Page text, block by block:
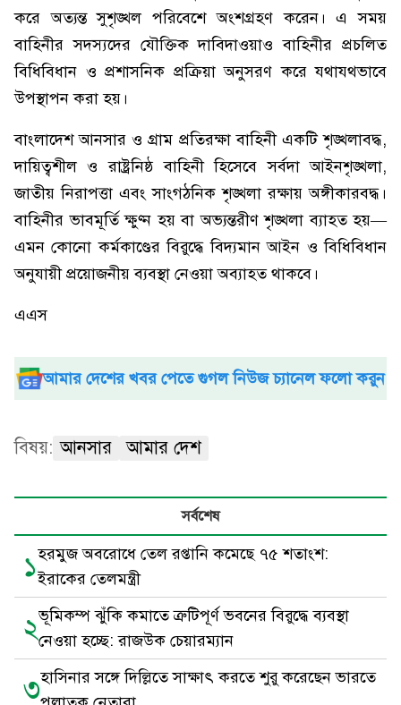
করে অত্যন্ত সুশৃঙ্খল পরিবেশে অংশগ্রহণ করেন। এ সময়
বাহিনীর সদস্যদের যৌক্তিক দাবিদাওয়াও বাহিনীর প্রচলিত
বিধিবিধান ও প্রশাসনিক প্রক্রিয়া অনুসরণ করে যথাযথভাবে
উপস্থাপন করা হয়।
বাংলাদেশ আনসার ও গ্রাম প্রতিরক্ষা বাহিনী একটি শৃঙ্খলাবদ্ধ,
দায়িত্বশীল ও রাষ্ট্রনিষ্ঠ বাহিনী হিসেবে সর্বদা আইনশৃঙ্খলা,
জাতীয় নিরাপত্তা এবং সাংগঠনিক শৃঙ্খলা রক্ষায় অঙ্গীকারবদ্ধ।
বাহিনীর ভাবমূর্তি ক্ষুণ্ন হয় বা অভ্যন্তরীণ শৃঙ্খলা ব্যাহত হয়—
এমন কোনো কর্মকাণ্ডের বিরুদ্ধে বিদ্যমান আইন ও বিধিবিধান
অনুযায়ী প্রয়োজনীয় ব্যবস্থা নেওয়া অব্যাহত থাকবে।
এএস
আমার দেশের খবর পেতে গুগল নিউজ চ্যানেল ফলো করুন
বিষয়: আনসার আমার দেশ
সর্বশেষ
১হরমুজ অবরোধে তেল রপ্তানি কমেছে ৭৫ শতাংশ:
ইরাকের তেলমন্ত্রী
২ভূমিকম্প ঝুঁকি কমাতে ত্রুটিপূর্ণ ভবনের বিরুদ্ধে ব্যবস্থা
নেওয়া হচ্ছে: রাজউক চেয়ারম্যান
৩হাসিনার সঙ্গে দিল্লিতে সাক্ষাৎ করতে শুরু করেছেন ভারতে